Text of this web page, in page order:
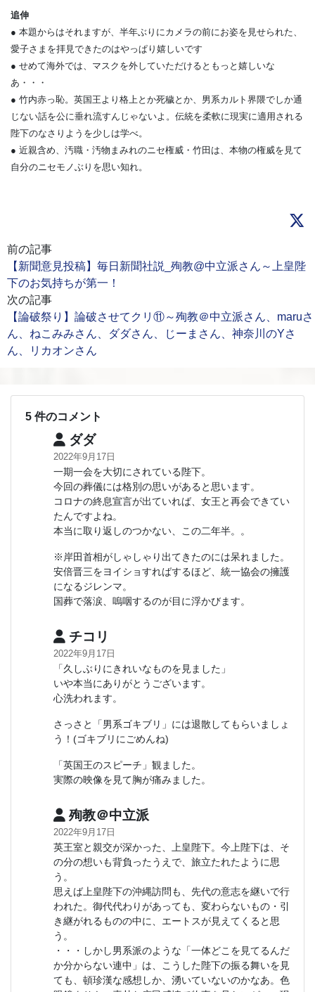
追伸
● 本題からはそれますが、半年ぶりにカメラの前にお姿を見せられた、
愛子さまを拝見できたのはやっぱり嬉しいです
● せめて海外では、マスクを外していただけるともっと嬉しいな
あ・・・
● 竹内赤っ恥。英国王より格上とか死穢とか、男系カルト界隈でしか通
じない話を公に垂れ流すんじゃないよ。伝統を柔軟に現実に適用される
陛下のなさりようを少しは学べ。
● 近親含め、汚職・汚物まみれのニセ権威・竹田は、本物の権威を見て
自分のニセモノぶりを思い知れ。
前の記事
【新聞意見投稿】毎日新聞社説_殉教@中立派さん～上皇陛
下のお気持ちが第一！
次の記事
【論破祭り】論破させてクリ⑪～殉教＠中立派さん、maruさ
ん、ねこみみさん、ダダさん、じーまさん、神奈川のYさ
ん、リカオンさん
5 件のコメント
ダダ
2022年9月17日
一期一会を大切にされている陛下。
今回の葬儀には格別の思いがあると思います。
コロナの終息宣言が出ていれば、女王と再会できてい
たんですよね。
本当に取り返しのつかない、この二年半。。
※岸田首相がしゃしゃり出てきたのには呆れました。
安倍晋三をヨイショすればするほど、統一協会の擁護
になるジレンマ。
国葬で落涙、嗚咽するのが目に浮かびます。
チコリ
2022年9月17日
「久しぶりにきれいなものを見ました」
いや本当にありがとうございます。
心洗われます。
さっさと「男系ゴキブリ」には退散してもらいましょ
う！(ゴキブリにごめんね)
「英国王のスピーチ」観ました。
実際の映像を見て胸が痛みました。
殉教＠中立派
2022年9月17日
英王室と親交が深かった、上皇陛下。今上陛下は、そ
の分の想いも背負ったうえで、旅立たれたように思
う。
思えば上皇陛下の沖縄訪問も、先代の意志を継いで行
われた。御代代わりがあっても、変わらないもの・引
き継がれるものの中に、エートスが見えてくると思
う。
・・・しかし男系派のような「一体どこを見てるんだ
か分からない連中」は、こうした陛下の振る舞いを見
ても、頓珍漢な感想しか、湧いていないのかなあ。色